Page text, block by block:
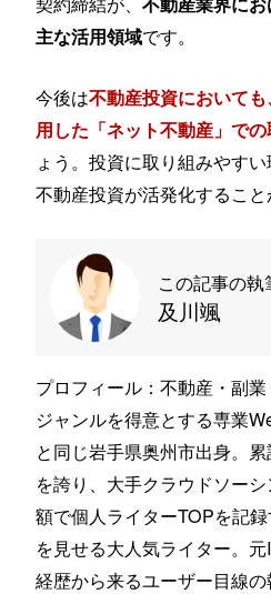
主な活用領域です。
今後は不動産投資において
用した「ネット不動産」で
ょう。投資に取り組みやす
不動産投資が活発化すること
この記事の執
及川颯
プロフィール：不動産・副
ジャンルを得意とする専業
と同じ岩手県奥州市出身。
を誇り、大手クラウドソー
額で個人ライターTOPを記
を見せる大人気ライター。
経歴から来るユーザー目線